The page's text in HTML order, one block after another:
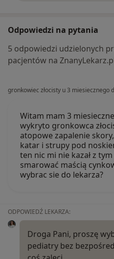
Odpowiedzi na pytania
5 odpowiedzi udzielonych
pacjentów na
gronkowiec złocisty u 3 miesiecznego
Witam mam 3
wykryto gronkowca
atopowe zapalenie
katar i strupy pod
ten nic mi nie kazał z
smarować maścią
wybrac sie do lekarza?
ODPOWIEDŹ LEKARZA:
Droga Pani, proszę
pediatry bez